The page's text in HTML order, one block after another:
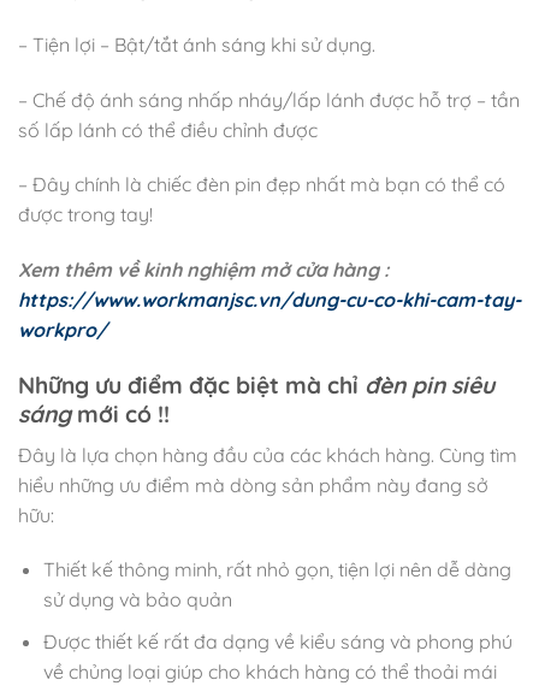
– Tiện lợi – Bật/tắt ánh sáng khi sử dụng.
– Chế độ ánh sáng nhấp nháy/lấp lánh được hỗ trợ – tần
số lấp lánh có thể điều chỉnh được
– Đây chính là chiếc đèn pin đẹp nhất mà bạn có thể có
được trong tay!
Xem thêm về kinh nghiệm mở cửa hàng :
https://www.workmanjsc.vn/dung-cu-co-khi-cam-tay-
workpro/
Những ưu điểm đặc biệt mà chỉ đèn pin siêu
sángmới có !!
Đây là lựa chọn hàng đầu của các khách hàng. Cùng tìm
hiểu những ưu điểm mà dòng sản phẩm này đang sở
hữu:
Thiết kế thông minh, rất nhỏ gọn, tiện lợi nên dễ dàng
sử dụng và bảo quản
Được thiết kế rất đa dạng về kiểu sáng và phong phú
về chủng loại giúp cho khách hàng có thể thoải mái